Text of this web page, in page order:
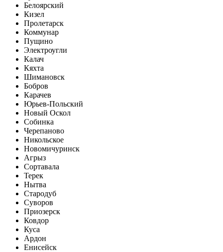
Белоярский
Кизел
Пролетарск
Коммунар
Пущино
Электроугли
Калач
Кяхта
Шимановск
Бобров
Карачев
Юрьев-Польский
Новый Оскол
Собинка
Черепаново
Никольское
Новомичуринск
Агрыз
Сортавала
Терек
Нытва
Стародуб
Суворов
Приозерск
Ковдор
Куса
Ардон
Енисейск